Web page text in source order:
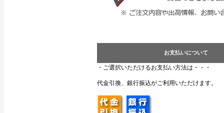
お支払いについて
・ご選択いただけるお支払い方法は・・・
代金引換、銀行振込がご利用いただけます。